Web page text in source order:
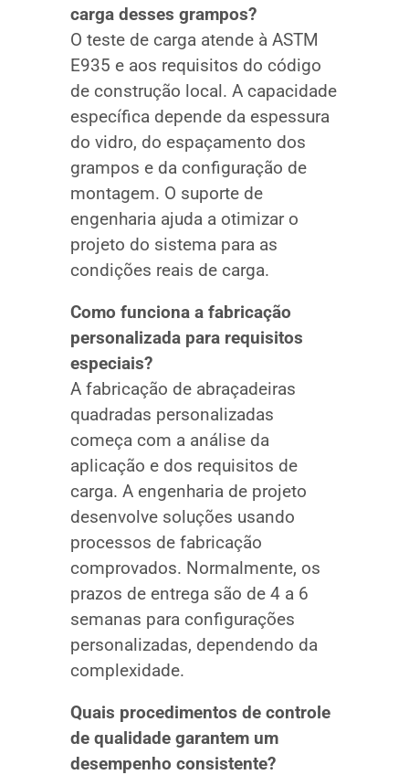
carga desses grampos?
O teste de carga atende à ASTM
E935 e aos requisitos do código
de construção local. A capacidade
específica depende da espessura
do vidro, do espaçamento dos
grampos e da configuração de
montagem. O suporte de
engenharia ajuda a otimizar o
projeto do sistema para as
condições reais de carga.
Como funciona a fabricação
personalizada para requisitos
especiais?
A fabricação de abraçadeiras
quadradas personalizadas
começa com a análise da
aplicação e dos requisitos de
carga. A engenharia de projeto
desenvolve soluções usando
processos de fabricação
comprovados. Normalmente, os
prazos de entrega são de 4 a 6
semanas para configurações
personalizadas, dependendo da
complexidade.
Quais procedimentos de controle
de qualidade garantem um
desempenho consistente?